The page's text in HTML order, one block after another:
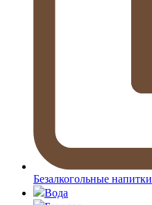
Безалкогольные напитки
Вода